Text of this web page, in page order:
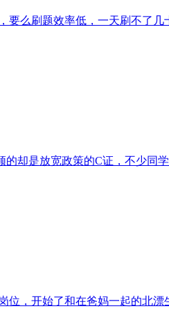
刷题效率低，一天刷不了几
是放宽政策的C证，不少同
，开始了和在爸妈一起的北漂